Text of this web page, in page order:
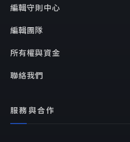
編輯守則中心
編輯團隊
所有權與資金
聯絡我們
服務與合作